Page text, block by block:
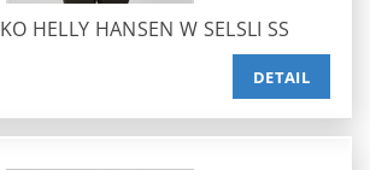
HELLY HANSEN W SELSLI SS
DETAIL